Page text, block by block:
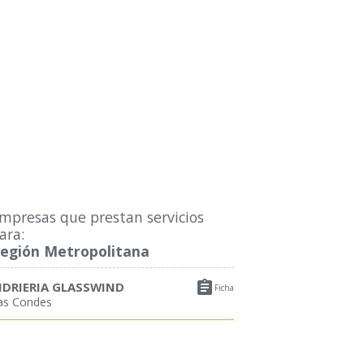
que prestan servicios
Metropolitana
 Ficha
GLASSWIND
Condes